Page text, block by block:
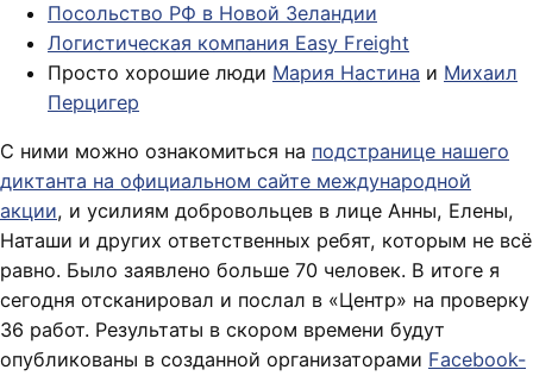
Посольство РФ в Новой Зеландии
Логистическая компания Easy Freight
Просто хорошие люди Мария Настина и Михаил
Перцигер
С ними можно ознакомиться на подстранице нашего
диктанта на официальном сайте международной
акции, и усилиям добровольцев в лице Анны, Елены,
Наташи и других ответственных ребят, которым не всё
равно. Было заявлено больше 70 человек. В итоге я
сегодня отсканировал и послал в «Центр» на проверку
36 работ. Результаты в скором времени будут
опубликованы в созданной организаторами Facebook-